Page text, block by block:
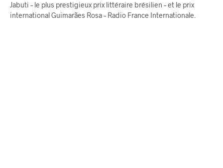
Jabuti – le plus prestigieux prix littéraire brésilien – et le prix
international Guimarães Rosa – Radio France Internationale.